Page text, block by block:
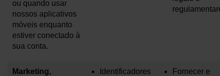
ou quando usar
nossos aplicativos
móveis enquanto
estiver conectado à
sua conta.
Marketing,
Identificadores
Fornecer e